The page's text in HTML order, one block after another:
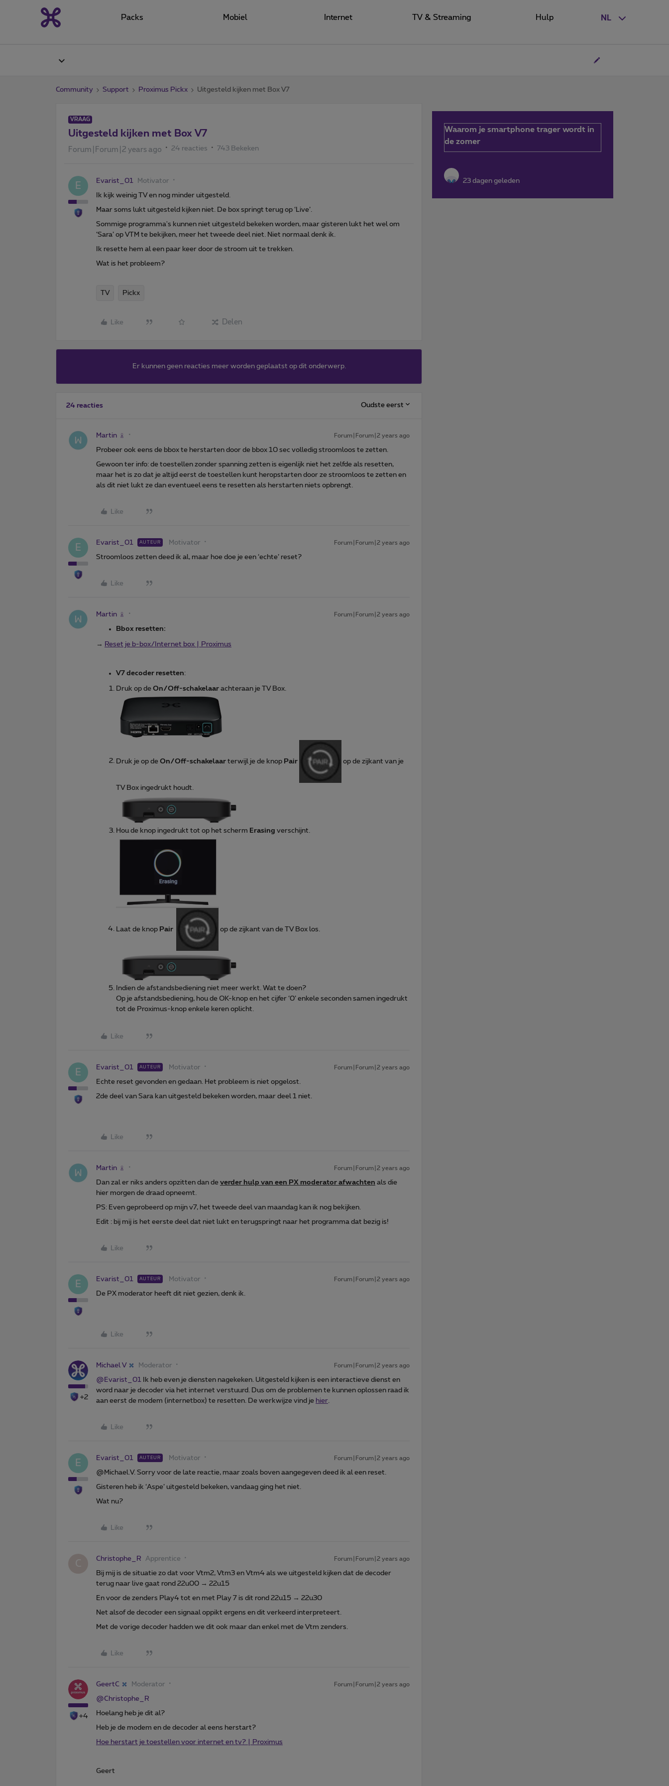
NL
Packs Mobiel Internet TV & Streaming Hulp
Community Support Proximus Pickx Uitgesteld kijken met Box V7
VRAAG
Uitgesteld kijken met Box V7
Forum|Forum|2 years ago 24 reacties 743 Bekeken
E Evarist_01 Motivator
Ik kijk weinig TV en nog minder uitgesteld.
Maar soms lukt uitgesteld kijken niet. De box springt terug op ‘Live’.
Sommige programma's kunnen niet uitgesteld bekeken worden, maar gisteren lukt het wel om
‘Sara’ op VTM te bekijken, meer het tweede deel niet. Niet normaal denk ik.
Ik resette hem al een paar keer door de stroom uit te trekken.
Wat is het probleem?
TV Pickx
Like Delen
Er kunnen geen reacties meer worden geplaatst op dit onderwerp.
24 reacties Oudste eerst
Martin Forum|Forum|2 years ago
Probeer ook eens de bbox te herstarten door de bbox 10 sec volledig stroomloos te zetten.
Gewoon ter info: de toestellen zonder spanning zetten is eigenlijk niet het zelfde als resetten,
maar het is zo dat je altijd eerst de toestellen kunt heropstarten door ze stroomloos te zetten en
als dit niet lukt ze dan eventueel eens te resetten als herstarten niets opbrengt.
Like
E Evarist_01 AUTEUR Motivator Forum|Forum|2 years ago
Stroomloos zetten deed ik al, maar hoe doe je een ‘echte’ reset?
Like
Martin Forum|Forum|2 years ago
Bbox resetten:
→ Reset je b-box/Internet box | Proximus
V7 decoder resetten:
Druk op de On/Off-schakelaar achteraan je TV Box.
Druk je op de On/Off-schakelaar terwijl je de knop Pair op de zijkant van je
TV Box ingedrukt houdt.
Hou de knop ingedrukt tot op het scherm Erasing verschijnt.
Laat de knop Pair op de zijkant van de TV Box los.
Indien de afstandsbediening niet meer werkt. Wat te doen?
Op je afstandsbediening, hou de OK-knop en het cijfer ‘0’ enkele seconden samen ingedrukt
tot de Proximus-knop enkele keren oplicht.
Like
E Evarist_01 AUTEUR Motivator Forum|Forum|2 years ago
Echte reset gevonden en gedaan. Het probleem is niet opgelost.
2de deel van Sara kan uitgesteld bekeken worden, maar deel 1 niet.
Like
Martin Forum|Forum|2 years ago
Dan zal er niks anders opzitten dan de verder hulp van een PX moderator afwachten als die
hier morgen de draad opneemt.
PS: Even geprobeerd op mijn v7, het tweede deel van maandag kan ik nog bekijken.
Edit : bij mij is het eerste deel dat niet lukt en terugspringt naar het programma dat bezig is!
Like
E Evarist_01 AUTEUR Motivator Forum|Forum|2 years ago
De PX moderator heeft dit niet gezien, denk ik.
Like
+2
Michael V Moderator Forum|Forum|2 years ago
@Evarist_01
Ik heb even je diensten nagekeken. Uitgesteld kijken is een interactieve dienst en
word naar je decoder via het internet verstuurd. Dus om de problemen te kunnen oplossen raad ik
aan eerst de modem (internetbox) te resetten. De werkwijze vind je hier
Like
E Evarist_01 AUTEUR Motivator Forum|Forum|2 years ago
@Michael.V. Sorry voor de late reactie, maar zoals boven aangegeven deed ik al een reset.
Gisteren heb ik ‘Aspe’ uitgesteld bekeken, vandaag ging het niet.
Wat nu?
Like
C Christophe_R Apprentice Forum|Forum|2 years ago
Bij mij is de situatie zo dat voor Vtm2, Vtm3 en Vtm4 als we uitgesteld kijken dat de decoder
terug naar live gaat rond 22u00 → 22u15
En voor de zenders Play4 tot en met Play 7 is dit rond 22u15 → 22u30
Net alsof de decoder een signaal oppikt ergens en dit verkeerd interpreteert.
Met de vorige decoder hadden we dit ook maar dan enkel met de Vtm zenders.
Like
+4
GeertC Moderator Forum|Forum|2 years ago
@Christophe_R
Hoelang heb je dit al?
Heb je de modem en de decoder al eens herstart?
Hoe herstart je toestellen voor internet en tv? | Proximus
Geert
Waarom je smartphone trager wordt in
de zomer
23 dagen geleden